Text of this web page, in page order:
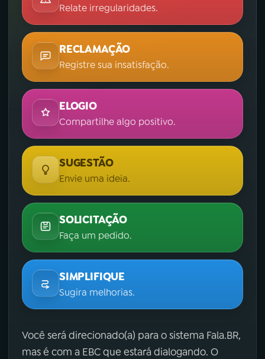
Relate irregularidades.
RECLAMAÇÃO
Registre sua insatisfação.
ELOGIO
Compartilhe algo positivo.
SUGESTÃO
Envie uma ideia.
SOLICITAÇÃO
Faça um pedido.
SIMPLIFIQUE
Sugira melhorias.
Você será direcionado(a) para o sistema Fala.BR,
mas é com a EBC que estará dialogando. O